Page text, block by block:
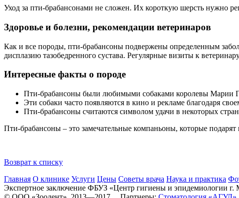
Уход за пти-брабансонами не сложен. Их короткую шерсть нужно
Здоровье и болезни, рекомендации ветеринаров
Как и все породы, пти-брабансоны подвержены определенным
дисплазию тазобедренного сустава. Регулярные визиты к
Интересные факты о породе
Пти-брабансоны были любимыми собаками королевы Марии
Эти собаки часто появляются в кино и рекламе благодаря
Пти-брабансоны считаются символом удачи в некоторых
Пти-брабансоны – это замечательные компаньоны, которые
Возврат к списку
Главная О клинике Услуги Цены Советы врача Наука и практика
Экспертное заключение ФБУЗ «Центр гигиены и эпидемиологии